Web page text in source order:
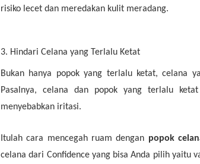
risiko lecet dan meredakan kulit meradang.
3. Hindari Celana yang Terlalu Ketat
Bukan hanya popok yang terlalu ketat, celana
Pasalnya, celana dan popok yang terlalu
menyebabkan iritasi.
Itulah cara mencegah ruam dengan popok
celana dari Confidence yang bisa Anda pilih yaitu